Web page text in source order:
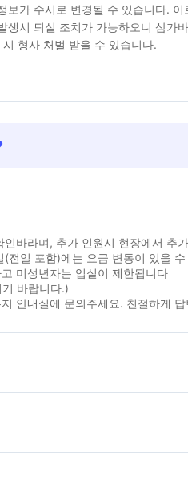
보가 수시로 변경될 수 있습니다.
생시 퇴실 조치가 가능하오니 삼가
형사 처벌 받을 수 있습니다.
인바라며, 추가 인원시 현장에서 추
(전일 포함)에는 요금 변동이 있을
미성년자는 입실이 제한됩니다
바랍니다.)
안내실에 문의주세요. 친절하게